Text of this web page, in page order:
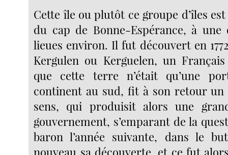
Cette île ou plutôt ce groupe d’îles
du cap de Bonne-Espérance, à une
lieues environ. Il fut découvert en
Kergulen ou Kerguelen, un
que cette terre n’était qu’une
continent au sud, fit à son retour
sens, qui produisit alors une
gouvernement, s’emparant de la
baron l’année suivante, dans le